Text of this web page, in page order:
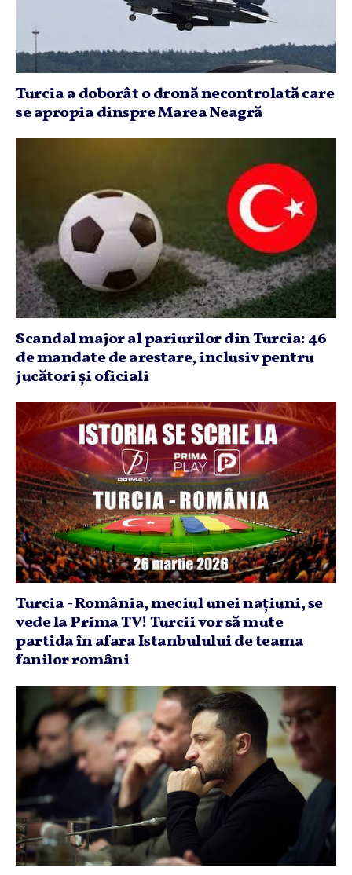
Turcia a doborât o dronă necontrolată care
se apropia dinspre Marea Neagră
Scandal major al pariurilor din Turcia: 46
de mandate de arestare, inclusiv pentru
jucători şi oficiali
Turcia - România, meciul unei naţiuni, se
vede la Prima TV! Turcii vor să mute
partida în afara Istanbulului de teama
fanilor români